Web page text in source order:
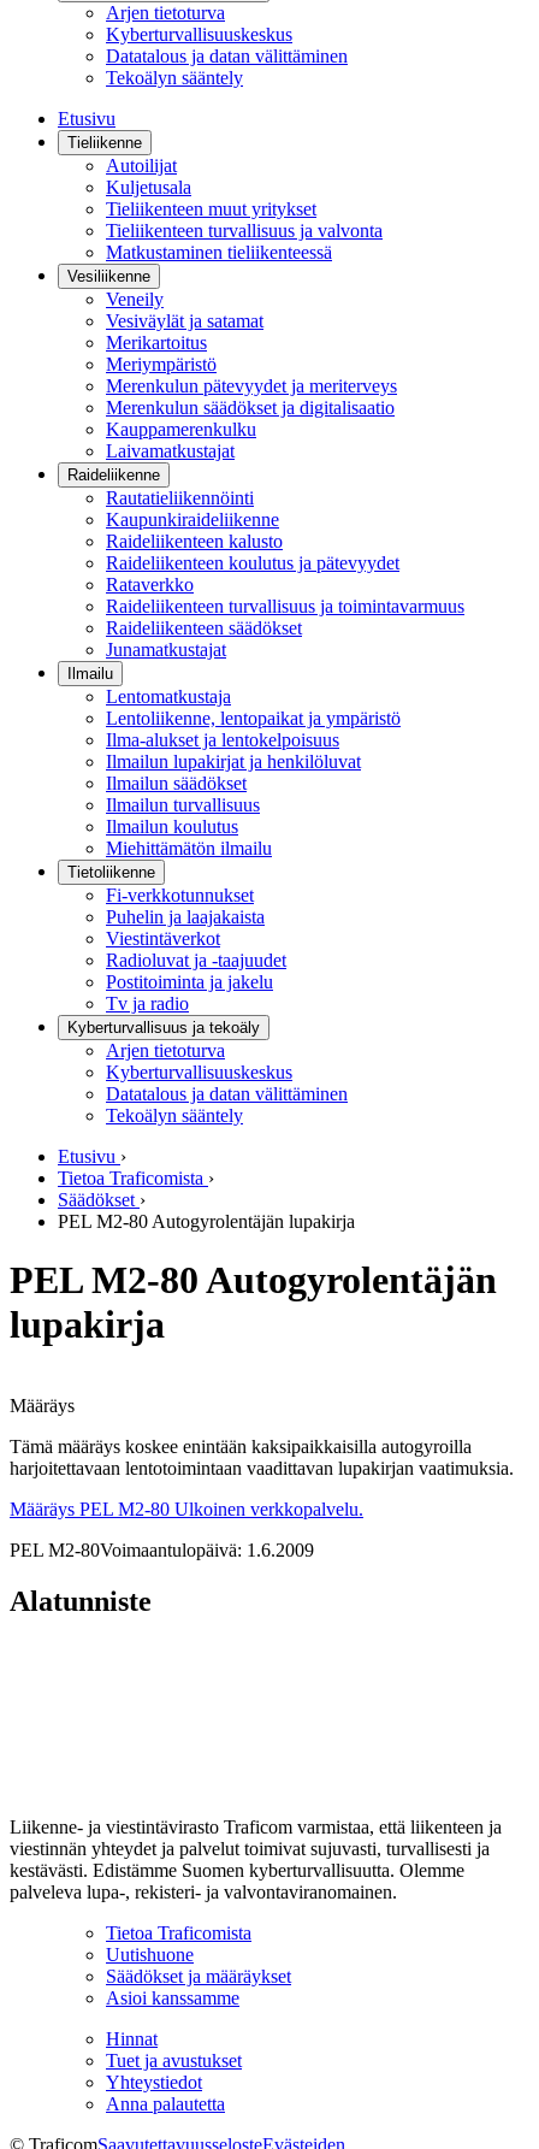
Arjen tietoturva
Kyberturvallisuuskeskus
Datatalous ja datan välittäminen
Tekoälyn sääntely
Etusivu
Tieliikenne
Autoilijat
Kuljetusala
Tieliikenteen muut yritykset
Tieliikenteen turvallisuus ja valvonta
Matkustaminen tieliikenteessä
Vesiliikenne
Veneily
Vesiväylät ja satamat
Merikartoitus
Meriympäristö
Merenkulun pätevyydet ja meriterveys
Merenkulun säädökset ja digitalisaatio
Kauppamerenkulku
Laivamatkustajat
Raideliikenne
Rautatieliikennöinti
Kaupunkiraideliikenne
Raideliikenteen kalusto
Raideliikenteen koulutus ja pätevyydet
Rataverkko
Raideliikenteen turvallisuus ja toimintavarmuus
Raideliikenteen säädökset
Junamatkustajat
Ilmailu
Lentomatkustaja
Lentoliikenne, lentopaikat ja ympäristö
Ilma-alukset ja lentokelpoisuus
Ilmailun lupakirjat ja henkilöluvat
Ilmailun säädökset
Ilmailun turvallisuus
Ilmailun koulutus
Miehittämätön ilmailu
Tietoliikenne
Fi-verkkotunnukset
Puhelin ja laajakaista
Viestintäverkot
Radioluvat ja -taajuudet
Postitoiminta ja jakelu
Tv ja radio
Kyberturvallisuus ja tekoäly
Arjen tietoturva
Kyberturvallisuuskeskus
Datatalous ja datan välittäminen
Tekoälyn sääntely
Etusivu ›
Tietoa Traficomista ›
Säädökset ›
PEL M2-80 Autogyrolentäjän lupakirja
PEL M2-80 Autogyrolentäjän
lupakirja
Määräys
Tämä määräys koskee enintään kaksipaikkaisilla autogyroilla
harjoitettavaan lentotoimintaan vaadittavan lupakirjan vaatimuksia.
Määräys PEL M2-80 Ulkoinen verkkopalvelu.
PEL M2-80Voimaantulopäivä: 1.6.2009
Alatunniste
Liikenne- ja viestintävirasto Traficom varmistaa, että liikenteen ja
viestinnän yhteydet ja palvelut toimivat sujuvasti, turvallisesti ja
kestävästi. Edistämme Suomen kyberturvallisuutta. Olemme
palveleva lupa-, rekisteri- ja valvontaviranomainen.
Tietoa Traficomista
Uutishuone
Säädökset ja määräykset
Asioi kanssamme
Hinnat
Tuet ja avustukset
Yhteystiedot
Anna palautetta
© TraficomSaavutettavuusselosteEvästeiden